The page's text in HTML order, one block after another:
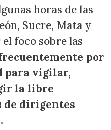
horas de las
Sucre, Mata y
foco sobre las
por
para vigilar,
la libre
de dirigentes